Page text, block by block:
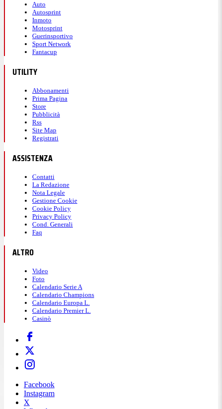
Auto
Autosprint
Inmoto
Motosprint
Guerinsportivo
Sport Network
Fantacup
UTILITY
Abbonamenti
Prima Pagina
Store
Pubblicità
Rss
Site Map
Registrati
ASSISTENZA
Contatti
La Redazione
Nota Legale
Gestione Cookie
Cookie Policy
Privacy Policy
Cond. Generali
Faq
ALTRO
Video
Foto
Calendario Serie A
Calendario Champions
Calendario Europa L.
Calendario Premier L.
Casinò
Facebook
Instagram
X